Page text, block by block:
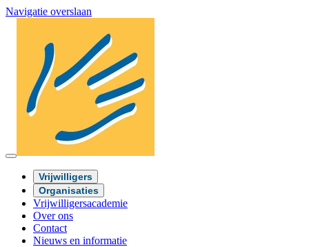
Navigatie overslaan
Vrijwilligers
Organisaties
Vrijwilligersacademie
Over ons
Contact
Nieuws en informatie